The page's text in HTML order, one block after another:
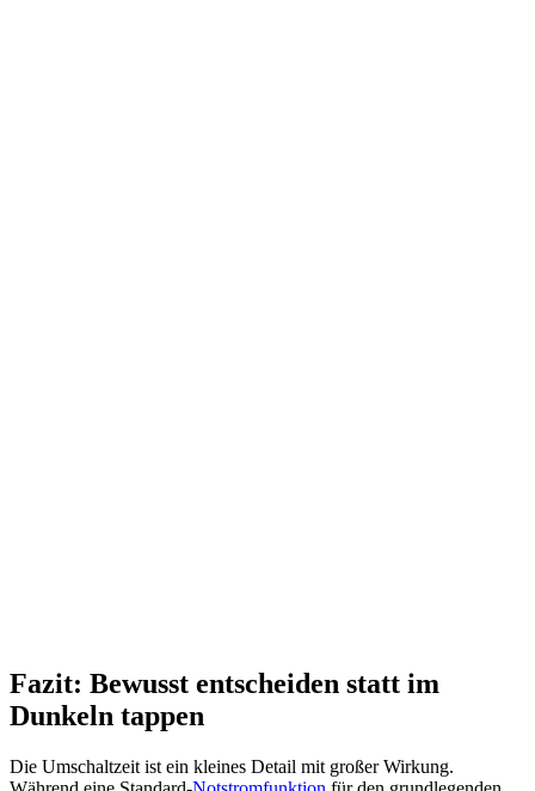
Fazit: Bewusst entscheiden statt im
Dunkeln tappen
Die Umschaltzeit ist ein kleines Detail mit großer Wirkung.